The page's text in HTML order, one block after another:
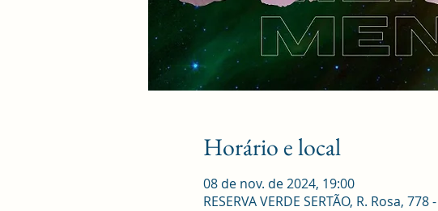
Horário e local
08 de nov. de 2024, 19:00
RESERVA VERDE SERTÃO, R. Rosa,